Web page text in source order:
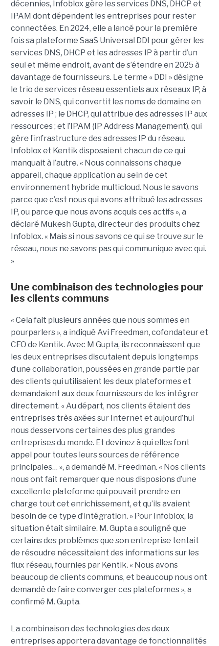
décennies, Infoblox gère les services DNS, DHCP et
IPAM dont dépendent les entreprises pour rester
connectées. En 2024, elle a lancé pour la première
fois sa plateforme SaaS Universal DDI pour gérer les
services DNS, DHCP et les adresses IP à partir d’un
seul et même endroit, avant de s’étendre en 2025 à
davantage de fournisseurs. Le terme « DDI » désigne
le trio de services réseau essentiels aux réseaux IP, à
savoir le DNS, qui convertit les noms de domaine en
adresses IP ; le DHCP, qui attribue des adresses IP aux
ressources ; et l’IPAM (IP Address Management), qui
gère l’infrastructure des adresses IP du réseau.
Infoblox et Kentik disposaient chacun de ce qui
manquait à l’autre. « Nous connaissons chaque
appareil, chaque application au sein de cet
environnement hybride multicloud. Nous le savons
parce que c’est nous qui avons attribué les adresses
IP, ou parce que nous avons acquis ces actifs », a
déclaré Mukesh Gupta, directeur des produits chez
Infoblox. « Mais si nous savons ce qui se trouve sur le
réseau, nous ne savons pas qui communique avec qui.
»
Une combinaison des technologies pour
les clients communs
« Cela fait plusieurs années que nous sommes en
pourparlers », a indiqué Avi Freedman, cofondateur et
CEO de Kentik. Avec M Gupta, ils reconnaissent que
les deux entreprises discutaient depuis longtemps
d’une collaboration, poussées en grande partie par
des clients qui utilisaient les deux plateformes et
demandaient aux deux fournisseurs de les intégrer
directement. « Au départ, nos clients étaient des
entreprises très axées sur Internet et aujourd’hui
nous desservons certaines des plus grandes
entreprises du monde. Et devinez à qui elles font
appel pour toutes leurs sources de référence
principales… », a demandé M. Freedman. « Nos clients
nous ont fait remarquer que nous disposions d’une
excellente plateforme qui pouvait prendre en
charge tout cet enrichissement, et qu’ils avaient
besoin de ce type d’intégration. » Pour Infoblox, la
situation était similaire. M. Gupta a souligné que
certains des problèmes que son entreprise tentait
de résoudre nécessitaient des informations sur les
flux réseau, fournies par Kentik. « Nous avons
beaucoup de clients communs, et beaucoup nous ont
demandé de faire converger ces plateformes », a
confirmé M. Gupta.
La combinaison des technologies des deux
entreprises apportera davantage de fonctionnalités